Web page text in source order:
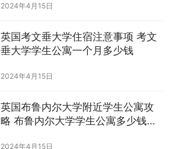
2024年4月15日
英国考文垂大学住宿注意事项 考文
垂大学学生公寓一个月多少钱
2024年4月15日
英国布鲁内尔大学附近学生公寓攻
略 布鲁内尔大学学生公寓多少钱一
2024年4月15日